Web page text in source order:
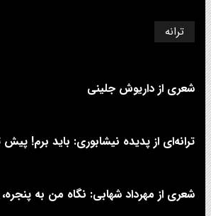
ترانه
شعری از داریوش جلینی
ترانه‌ای از پدیده نیشابوری: باید برم!
شعری از مهرداد شهابی: نگاه من به